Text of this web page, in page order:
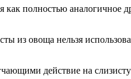
как полностью аналогичное
из овоща нельзя
действие на